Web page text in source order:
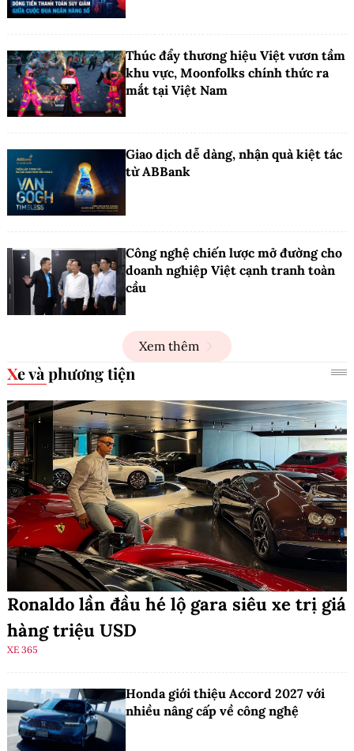
Thúc đẩy thương hiệu Việt vươn tầm
khu vực, Moonfolks chính thức ra
mắt tại Việt Nam
Giao dịch dễ dàng, nhận quà kiệt tác
từ ABBank
Công nghệ chiến lược mở đường cho
doanh nghiệp Việt cạnh tranh toàn
cầu
Xem thêm
Xe và phương tiện
Ronaldo lần đầu hé lộ gara siêu xe trị giá
hàng triệu USD
XE 365
Honda giới thiệu Accord 2027 với
nhiều nâng cấp về công nghệ